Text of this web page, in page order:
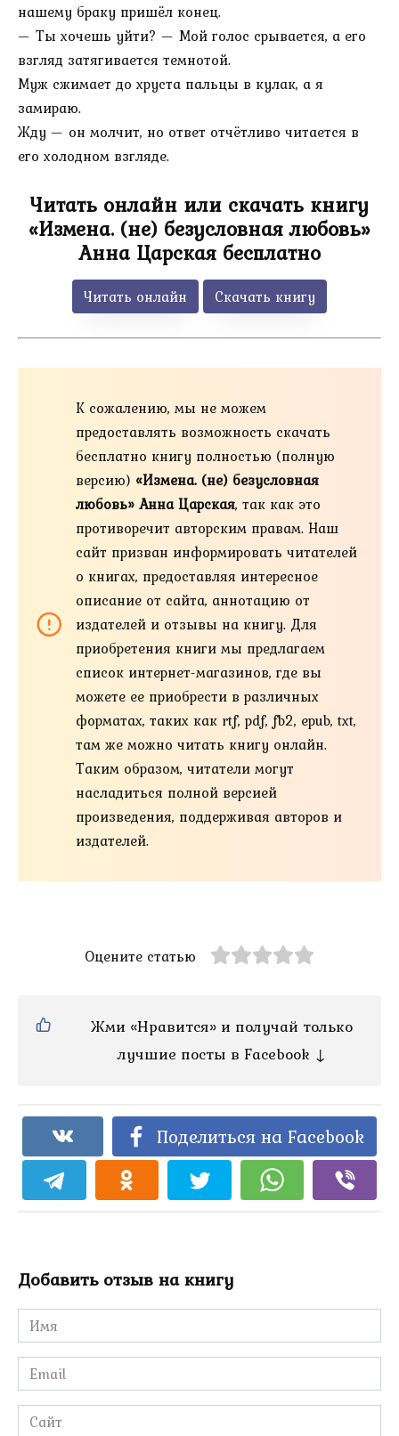
нашему браку пришёл конец.
— Ты хочешь уйти? — Мой голос срывается, а его
взгляд затягивается темнотой.
Муж сжимает до хруста пальцы в кулак, а я
замираю.
Жду — он молчит, но ответ отчётливо читается в
его холодном взгляде.
Читать онлайн или скачать книгу
«Измена. (не) безусловная любовь»
Анна Царская бесплатно
Читать онлайн Скачать книгу
К сожалению, мы не можем
предоставлять возможность скачать
бесплатно книгу полностью (полную
версию) «Измена. (не) безусловная
любовь» Анна Царская, так как это
противоречит авторским правам. Наш
сайт призван информировать читателей
о книгах, предоставляя интересное
описание от сайта, аннотацию от
издателей и отзывы на книгу. Для
приобретения книги мы предлагаем
список интернет-магазинов, где вы
можете ее приобрести в различных
форматах, таких как rtf, pdf, fb2, epub, txt,
там же можно читать книгу онлайн.
Таким образом, читатели могут
насладиться полной версией
произведения, поддерживая авторов и
издателей.
Оцените статью
Жми «Нравится» и получай только
лучшие посты в Facebook ↓
Поделиться на Facebook
Добавить отзыв на книгу
Имя
*
Email
*
Сайт